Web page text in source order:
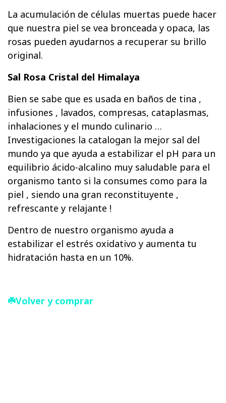
La acumulación de células muertas puede hacer
que nuestra piel se vea bronceada y opaca, las
rosas pueden ayudarnos a recuperar su brillo
original.
Sal Rosa Cristal del Himalaya
Bien se sabe que es usada en baños de tina ,
infusiones , lavados, compresas, cataplasmas,
inhalaciones y el mundo culinario …
Investigaciones la catalogan la mejor sal del
mundo ya que ayuda a estabilizar el pH para un
equilibrio ácido-alcalino muy saludable para el
organismo tanto si la consumes como para la
piel , siendo una gran reconstituyente ,
refrescante y relajante !
Dentro de nuestro organismo ayuda a
estabilizar el estrés oxidativo y aumenta tu
hidratación hasta en un 10%.
☘️Volver y comprar